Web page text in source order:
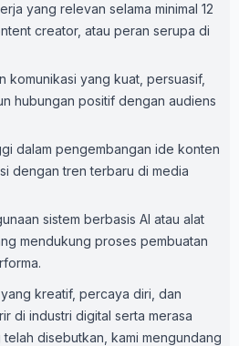
yang relevan selama minimal 12
creator, atau peran serupa di
komunikasi yang kuat, persuasif,
hubungan positif dengan audiens
dalam pengembangan ide konten
dengan tren terbaru di media
sistem berbasis AI atau alat
mendukung proses pembuatan
kreatif, percaya diri, dan
di industri digital serta merasa
disebutkan, kami mengundang